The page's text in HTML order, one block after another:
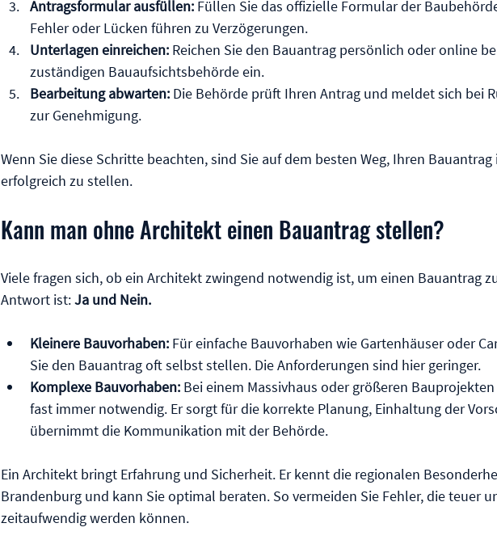
Antragsformular ausfüllen: Füllen Sie das offizielle Formular der
Fehler oder Lücken führen zu Verzögerungen.
Unterlagen einreichen: Reichen Sie den Bauantrag persönlich oder online
zuständigen Bauaufsichtsbehörde ein.
Bearbeitung abwarten: Die Behörde prüft Ihren Antrag und meldet sich bei
zur Genehmigung.
Wenn Sie diese Schritte beachten, sind Sie auf dem besten Weg, Ihren
erfolgreich zu stellen.
Kann man ohne Architekt einen Bauantrag stellen?
Viele fragen sich, ob ein Architekt zwingend notwendig ist, um einen Bauantrag
Antwort ist: Ja und Nein.
Kleinere Bauvorhaben: Für einfache Bauvorhaben wie Gartenhäuser oder
Sie den Bauantrag oft selbst stellen. Die Anforderungen sind hier geringer.
Komplexe Bauvorhaben: Bei einem Massivhaus oder größeren
fast immer notwendig. Er sorgt für die korrekte Planung, Einhaltung der
übernimmt die Kommunikation mit der Behörde.
Ein Architekt bringt Erfahrung und Sicherheit. Er kennt die regionalen
Brandenburg und kann Sie optimal beraten. So vermeiden Sie Fehler, die teuer
zeitaufwendig werden können.